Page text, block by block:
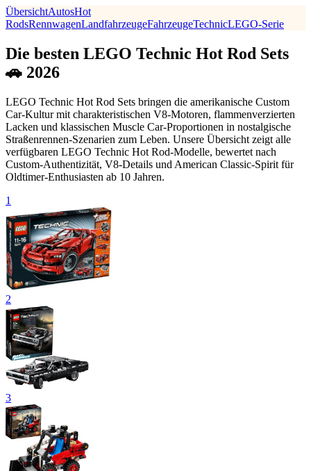
ÜbersichtAutosHot
RodsRennwagenLandfahrzeugeFahrzeugeTechnicLEGO-Serie
Die besten LEGO Technic Hot Rod Sets
🚗 2026
LEGO Technic Hot Rod Sets bringen die amerikanische Custom
Car-Kultur mit charakteristischen V8-Motoren, flammenverzierten
Lacken und klassischen Muscle Car-Proportionen in nostalgische
Straßenrennen-Szenarien zum Leben. Unsere Übersicht zeigt alle
verfügbaren LEGO Technic Hot Rod-Modelle, bewertet nach
Custom-Authentizität, V8-Details und American Classic-Spirit für
Oldtimer-Enthusiasten ab 10 Jahren.
1
2
3